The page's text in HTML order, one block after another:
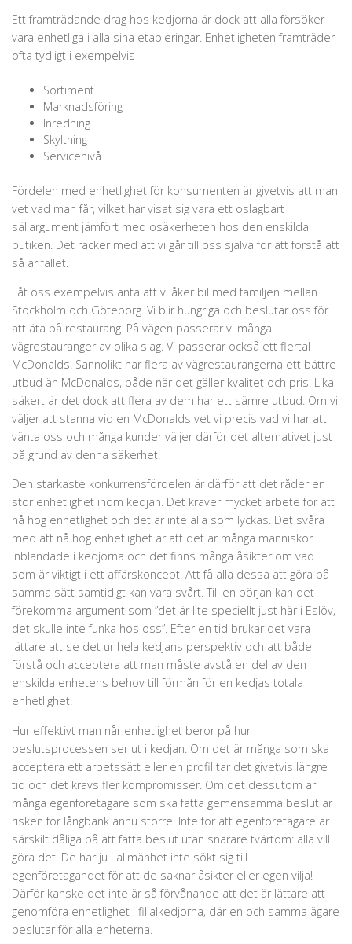
Ett framträdande drag hos kedjorna är dock att alla försöker
vara enhetliga i alla sina etableringar. Enhetligheten framträder
ofta tydligt i exempelvis
Sortiment
Marknadsföring
Inredning
Skyltning
Servicenivå
Fördelen med enhetlighet för konsumenten är givetvis att man
vet vad man får, vilket har visat sig vara ett oslagbart
säljargument jämfört med osäkerheten hos den enskilda
butiken. Det räcker med att vi går till oss själva för att förstå att
så är fallet.
Låt oss exempelvis anta att vi åker bil med familjen mellan
Stockholm och Göteborg. Vi blir hungriga och beslutar oss för
att äta på restaurang. På vägen passerar vi många
vägrestauranger av olika slag. Vi passerar också ett flertal
McDonalds. Sannolikt har flera av vägrestaurangerna ett bättre
utbud än McDonalds, både när det gäller kvalitet och pris. Lika
säkert är det dock att flera av dem har ett sämre utbud. Om vi
väljer att stanna vid en McDonalds vet vi precis vad vi har att
vänta oss och många kunder väljer därför det alternativet just
på grund av denna säkerhet.
Den starkaste konkurrensfördelen är därför att det råder en
stor enhetlighet inom kedjan. Det kräver mycket arbete för att
nå hög enhetlighet och det är inte alla som lyckas. Det svåra
med att nå hög enhetlighet är att det är många människor
inblandade i kedjorna och det finns många åsikter om vad
som är viktigt i ett affärskoncept. Att få alla dessa att göra på
samma sätt samtidigt kan vara svårt. Till en början kan det
förekomma argument som ”det är lite speciellt just här i Eslöv,
det skulle inte funka hos oss”. Efter en tid brukar det vara
lättare att se det ur hela kedjans perspektiv och att både
förstå och acceptera att man måste avstå en del av den
enskilda enhetens behov till förmån för en kedjas totala
enhetlighet.
Hur effektivt man når enhetlighet beror på hur
beslutsprocessen ser ut i kedjan. Om det är många som ska
acceptera ett arbetssätt eller en profil tar det givetvis längre
tid och det krävs fler kompromisser. Om det dessutom är
många egenföretagare som ska fatta gemensamma beslut är
risken för långbänk ännu större. Inte för att egenföretagare är
särskilt dåliga på att fatta beslut utan snarare tvärtom: alla vill
göra det. De har ju i allmänhet inte sökt sig till
egenföretagandet för att de saknar åsikter eller egen vilja!
Därför kanske det inte är så förvånande att det är lättare att
genomföra enhetlighet i filialkedjorna, där en och samma ägare
beslutar för alla enheterna.